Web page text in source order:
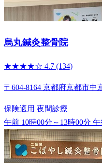
烏丸鍼灸整骨院
★★★★☆ 4.7 (134)
〒604-8164 京都府京都市
保険適用 夜間診療
午前 10時00分～13時00分 午